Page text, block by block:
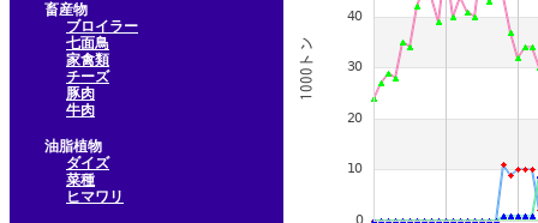
畜産物
ブロイラー
七面鳥
家禽類
チーズ
豚肉
牛肉
油脂植物
ダイズ
菜種
ヒマワリ